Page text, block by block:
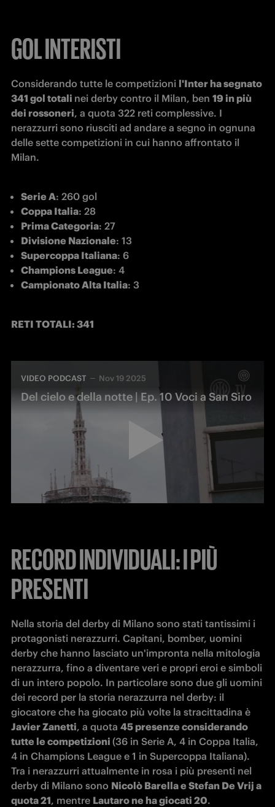
GOL INTERISTI
Considerando tutte le competizioni l'Inter ha segnato
341 gol totali nei derby contro il Milan, ben 19 in più
dei rossoneri, a quota 322 reti complessive. I
nerazzurri sono riusciti ad andare a segno in ognuna
delle sette competizioni in cui hanno affrontato il
Milan.
Serie A: 260 gol
Coppa Italia: 28
Prima Categoria: 27
Divisione Nazionale: 13
Supercoppa Italiana: 6
Champions League: 4
Campionato Alta Italia: 3
RETI TOTALI: 341
VIDEO PODCAST Nov 19 2025
Del cielo e della notte | Ep. 10 Voci a San Siro
RECORD INDIVIDUALI: I PIÙ
PRESENTI
Nella storia del derby di Milano sono stati tantissimi i
protagonisti nerazzurri. Capitani, bomber, uomini
derby che hanno lasciato un'impronta nella mitologia
nerazzurra, fino a diventare veri e propri eroi e simboli
di un intero popolo. In particolare sono due gli uomini
dei record per la storia nerazzurra nel derby: il
Javier Zanetti, a quota 45 presenze considerando
tutte le competizioni (36 in Serie A, 4 in Coppa Italia,
4 in Champions League e 1 in Supercoppa Italiana).
Tra i nerazzurri attualmente in rosa i più presenti nel
derby di Milano sono Nicolò Barella e Stefan De Vrij a
quota 21, mentre Lautaro ne ha giocati 20.